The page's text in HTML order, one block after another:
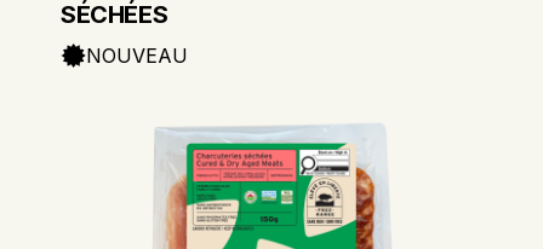
SÉCHÉES
NOUVEAU